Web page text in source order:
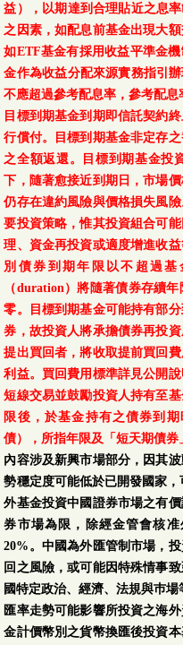
益），以期達到合理貼近之息
之因素，如配息前基金出現大
如ETF基金有採用收益平準金
金作為收益分配來源實務指引
不應超過參考配息率，參考配息
目標到期基金到期即信託契約
行償付。目標到期基金非定存
之全額返還。目標到期基金投
下，隨著愈接近到期日，市場
仍存在違約風險與價格損失風
要投資策略，惟其投資組合可
理、資金再投資或適度增進收
別債券到期年限以不超過
（duration）將隨著債券存續
零。目標到期基金可能持有部
券，故投資人將承擔債券再投
提出買回者，將收取提前買回
利益。買回費用標準詳見公開
短線交易並鼓勵投資人持有至
限後，於基金持有之債券到
債），所指年限及「短天期債券
內容涉及新興市場部分，因其
勢穩定度可能低於已開發國家
外基金投資中國證券市場之有
券市場為限，除經金管會核
20%。中國為外匯管制市場，
回之風險，或可能因特殊情事
國特定政治、經濟、法規與巿場
匯率走勢可能影響所投資之海
金計價幣別之貨幣換匯後投資